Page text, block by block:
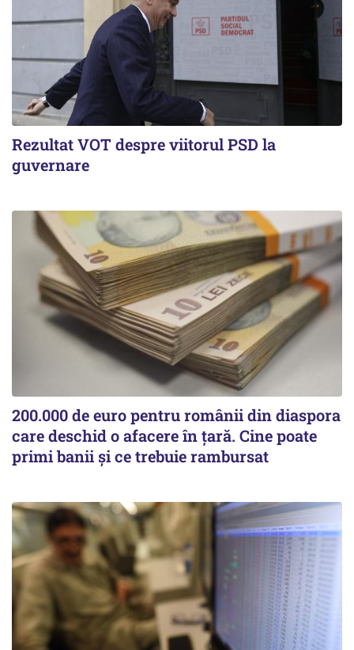
Rezultat VOT despre viitorul PSD la
guvernare
200.000 de euro pentru românii din diaspora
care deschid o afacere în țară. Cine poate
primi banii și ce trebuie rambursat